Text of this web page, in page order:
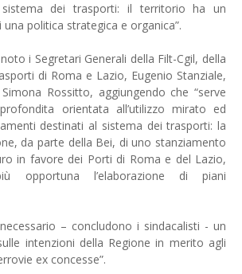
sistema dei trasporti: il territorio ha un
politica strategica e organica”.
i Segretari Generali della Filt-Cgil, della
di Roma e Lazio, Eugenio Stanziale,
Rossitto, aggiungendo che “serve
orientata all’utilizzo mirato ed
destinati al sistema dei trasporti: la
da parte della Bei, di uno stanziamento
in favore dei Porti di Roma e del Lazio,
opportuna l’elaborazione di piani
– concludono i sindacalisti - un
intenzioni della Regione in merito agli
ex concesse”.